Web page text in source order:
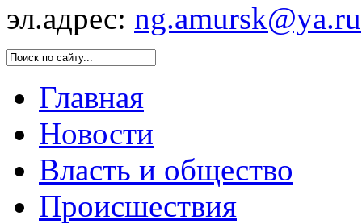
эл.адрес: ng.amursk@ya.ru
Главная
Новости
Власть и общество
Происшествия